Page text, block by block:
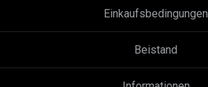
Einkaufsbedingungen
Beistand